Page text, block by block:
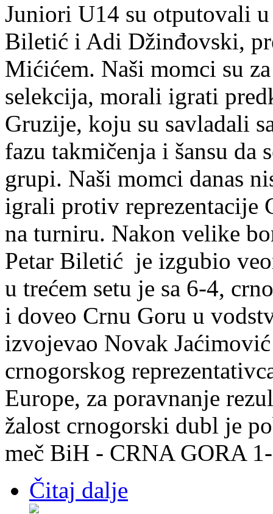
Juniori U14 su otputovali
Biletić i Adi Džinđovski,
Mićićem. Naši momci su
selekcija, morali igrati
Gruzije, koju su savladali
fazu takmičenja i šansu da
grupi. Naši momci danas
igrali protiv reprezentacije
na turniru. Nakon velike
Petar Biletić je izgubio
u trećem setu je sa 6-4,
i doveo Crnu Goru u
izvojevao Novak
crnogorskog
Europe, za poravnanje
žalost crnogorski dubl je
meč BiH - CRNA GORA
Čitaj dalje